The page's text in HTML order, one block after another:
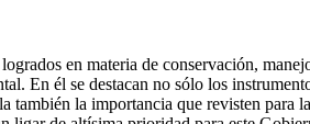
en materia de conservación,
En él se destacan no sólo los
también la importancia que revisten